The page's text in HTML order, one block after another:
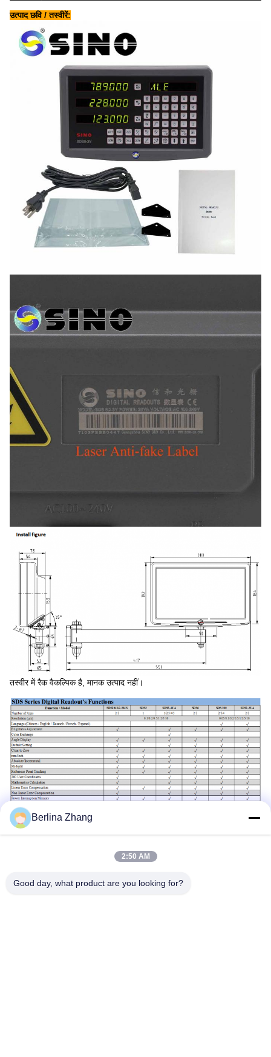
उत्पाद छवि / तस्वीरें:
तस्वीर में रैक वैकल्पिक है, मानक उत्पाद नहीं।
Berlina Zhang
2:50 AM
Good day, what product are you looking for?